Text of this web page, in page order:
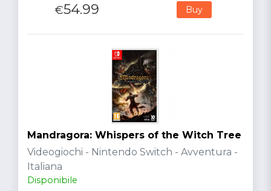
€54.99 Buy
Mandragora: Whispers of the Witch Tree
Videogiochi - Nintendo Switch - Avventura -
Italiana
Disponibile